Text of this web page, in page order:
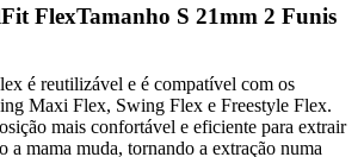
FlexTamanho S 21mm 2 Funis
é reutilizável e é compatível com os
Maxi Flex, Swing Flex e Freestyle Flex.
mais confortável e eficiente para extrair
a mama muda, tornando a extração numa